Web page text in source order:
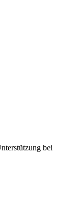
bei